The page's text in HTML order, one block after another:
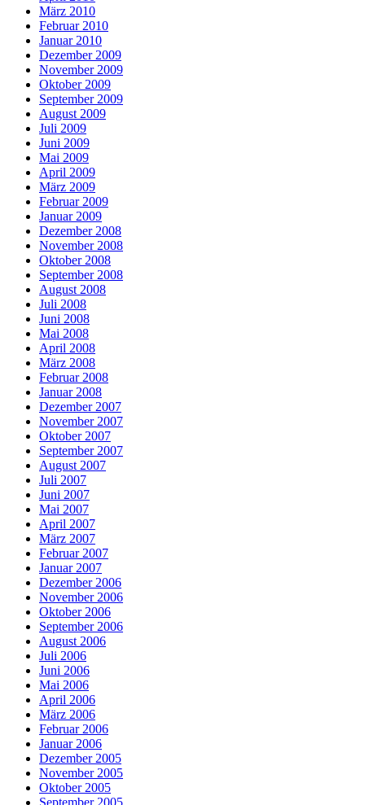
März 2010
Februar 2010
Januar 2010
Dezember 2009
November 2009
Oktober 2009
September 2009
August 2009
Juli 2009
Juni 2009
Mai 2009
April 2009
März 2009
Februar 2009
Januar 2009
Dezember 2008
November 2008
Oktober 2008
September 2008
August 2008
Juli 2008
Juni 2008
Mai 2008
April 2008
März 2008
Februar 2008
Januar 2008
Dezember 2007
November 2007
Oktober 2007
September 2007
August 2007
Juli 2007
Juni 2007
Mai 2007
April 2007
März 2007
Februar 2007
Januar 2007
Dezember 2006
November 2006
Oktober 2006
September 2006
August 2006
Juli 2006
Juni 2006
Mai 2006
April 2006
März 2006
Februar 2006
Januar 2006
Dezember 2005
November 2005
Oktober 2005